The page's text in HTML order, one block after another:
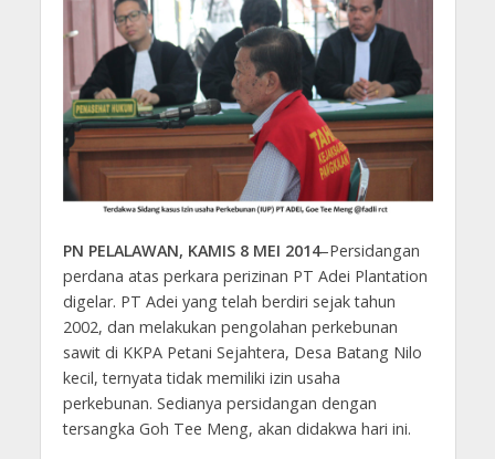
PN PELALAWAN, KAMIS 8 MEI 2014–Persidangan
perdana atas perkara perizinan PT Adei Plantation
digelar. PT Adei yang telah berdiri sejak tahun
2002, dan melakukan pengolahan perkebunan
sawit di KKPA Petani Sejahtera, Desa Batang Nilo
kecil, ternyata tidak memiliki izin usaha
perkebunan. Sedianya persidangan dengan
tersangka Goh Tee Meng, akan didakwa hari ini.